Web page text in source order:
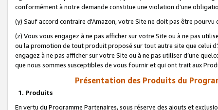
conformément à notre demande constitue une violation d'une
(y) Sauf accord contraire d'Amazon, votre Site ne doit pas être
(z) Vous vous engagez à ne pas afficher sur votre Site ou à ne pas
ou la promotion de tout produit proposé sur tout autre site que celui
engagez à ne pas afficher sur votre Site ou à ne pas utiliser d’une
que nous sommes susceptibles de vous fournir et qui ont trait aux
Présentation des Produits du
1. Produits
En vertu du Programme Partenaires, sous réserve des ajouts et